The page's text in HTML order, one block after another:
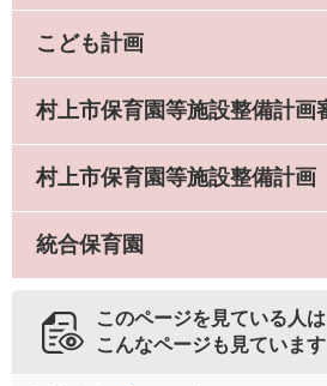
こども計画
村上市保育園等施設整備計画
村上市保育園等施設整備計画
統合保育園
このページを見ている人は
こんなページも見ています